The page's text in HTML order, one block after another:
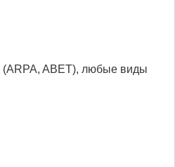
ABET), любые виды